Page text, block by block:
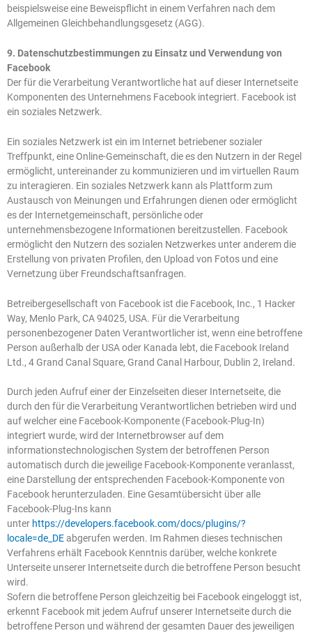
beispielsweise eine Beweispflicht in einem Verfahren nach dem
Allgemeinen Gleichbehandlungsgesetz (AGG).
9. Datenschutzbestimmungen zu Einsatz und Verwendung von
Facebook
Der für die Verarbeitung Verantwortliche hat auf dieser Internetseite
Komponenten des Unternehmens Facebook integriert. Facebook ist
ein soziales Netzwerk.
Ein soziales Netzwerk ist ein im Internet betriebener sozialer
Treffpunkt, eine Online-Gemeinschaft, die es den Nutzern in der Regel
ermöglicht, untereinander zu kommunizieren und im virtuellen Raum
zu interagieren. Ein soziales Netzwerk kann als Plattform zum
Austausch von Meinungen und Erfahrungen dienen oder ermöglicht
es der Internetgemeinschaft, persönliche oder
unternehmensbezogene Informationen bereitzustellen. Facebook
ermöglicht den Nutzern des sozialen Netzwerkes unter anderem die
Erstellung von privaten Profilen, den Upload von Fotos und eine
Vernetzung über Freundschaftsanfragen.
Betreibergesellschaft von Facebook ist die Facebook, Inc., 1 Hacker
Way, Menlo Park, CA 94025, USA. Für die Verarbeitung
personenbezogener Daten Verantwortlicher ist, wenn eine betroffene
Person außerhalb der USA oder Kanada lebt, die Facebook Ireland
Ltd., 4 Grand Canal Square, Grand Canal Harbour, Dublin 2, Ireland.
Durch jeden Aufruf einer der Einzelseiten dieser Internetseite, die
durch den für die Verarbeitung Verantwortlichen betrieben wird und
auf welcher eine Facebook-Komponente (Facebook-Plug-In)
integriert wurde, wird der Internetbrowser auf dem
informationstechnologischen System der betroffenen Person
automatisch durch die jeweilige Facebook-Komponente veranlasst,
eine Darstellung der entsprechenden Facebook-Komponente von
Facebook herunterzuladen. Eine Gesamtübersicht über alle
Facebook-Plug-Ins kann
unter https://developers.facebook.com/docs/plugins/?
locale=de_DEabgerufen werden. Im Rahmen dieses technischen
Verfahrens erhält Facebook Kenntnis darüber, welche konkrete
Unterseite unserer Internetseite durch die betroffene Person besucht
wird.
Sofern die betroffene Person gleichzeitig bei Facebook eingeloggt ist,
erkennt Facebook mit jedem Aufruf unserer Internetseite durch die
betroffene Person und während der gesamten Dauer des jeweiligen